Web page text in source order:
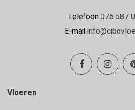
Telefoon076 587
E-mail
Vloeren